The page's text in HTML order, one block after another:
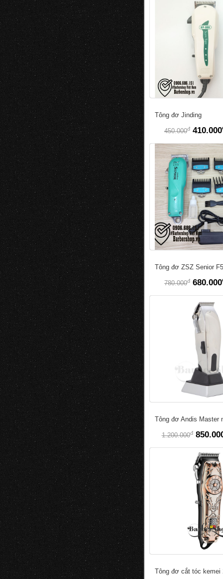
Tông đơ Jinding
450.000đ 410.000
Tông đơ ZSZ Senior
780.000đ 680.000
Tông đơ Andis Master
1.200.000đ
Tông đơ cắt tóc kemei